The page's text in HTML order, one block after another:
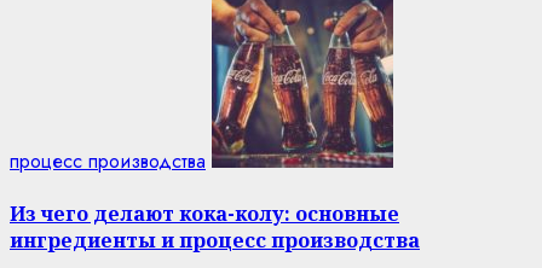
процесс производства
Из чего делают кока-колу: основные
ингредиенты и процесс производства